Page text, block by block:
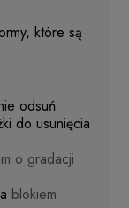
które są
odsuń
do usunięcia
o gradacji
blokiem